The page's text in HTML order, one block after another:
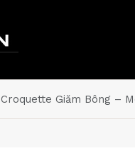
Croquette Giăm Bông –